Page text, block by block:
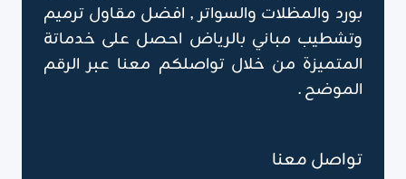
بورد والمظلات والسواتر , افضل مقاول ترميم
وتشطيب مباني بالرياض احصل على خدماتة
المتميزة من خلال تواصلكم معنا عبر الرقم
الموضح .
تواصل معنا